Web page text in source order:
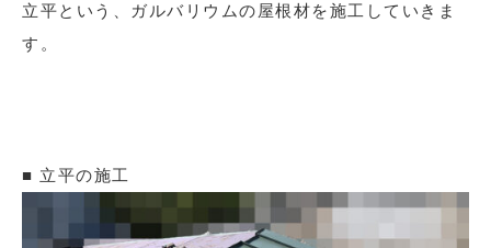
立平という、ガルバリウムの屋根材を施工していきま
す。
■ 立平の施工